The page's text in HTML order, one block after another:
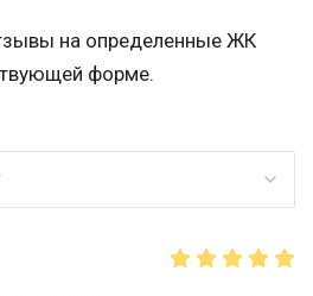
на определенные ЖК
форме.